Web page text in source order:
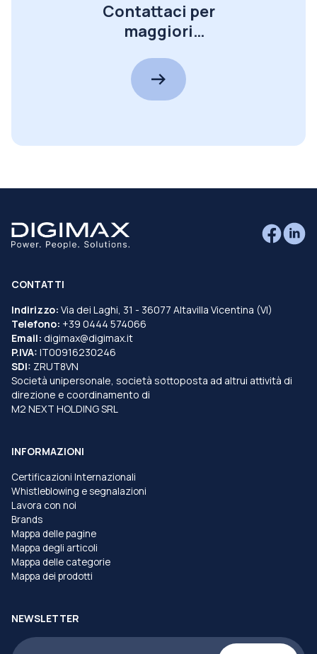
Contattaci per
maggiori
CONTATTI
Indirizzo: Via dei Laghi, 31 - 36077 Altavilla Vicentina (VI)
Telefono: +39 0444 574066
Email: digimax@digimax.it
P.IVA: IT00916230246
SDI: ZRUT8VN
Società unipersonale, società sottoposta ad altrui attività di
direzione e coordinamento di
M2 NEXT HOLDING SRL
INFORMAZIONI
Certificazioni Internazionali
Whistleblowing e segnalazioni
Lavora con noi
Brands
Mappa delle pagine
Mappa degli articoli
Mappa delle categorie
Mappa dei prodotti
NEWSLETTER